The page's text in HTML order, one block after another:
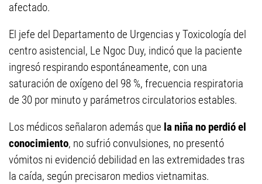
afectado.
El jefe del Departamento de Urgencias y Toxicología del
centro asistencial, Le Ngoc Duy, indicó que la paciente
ingresó respirando espontáneamente, con una
saturación de oxígeno del 98 %, frecuencia respiratoria
de 30 por minuto y parámetros circulatorios estables.
Los médicos señalaron además que la niña no perdió el
conocimiento, no sufrió convulsiones, no presentó
vómitos ni evidenció debilidad en las extremidades tras
la caída, según precisaron medios vietnamitas.